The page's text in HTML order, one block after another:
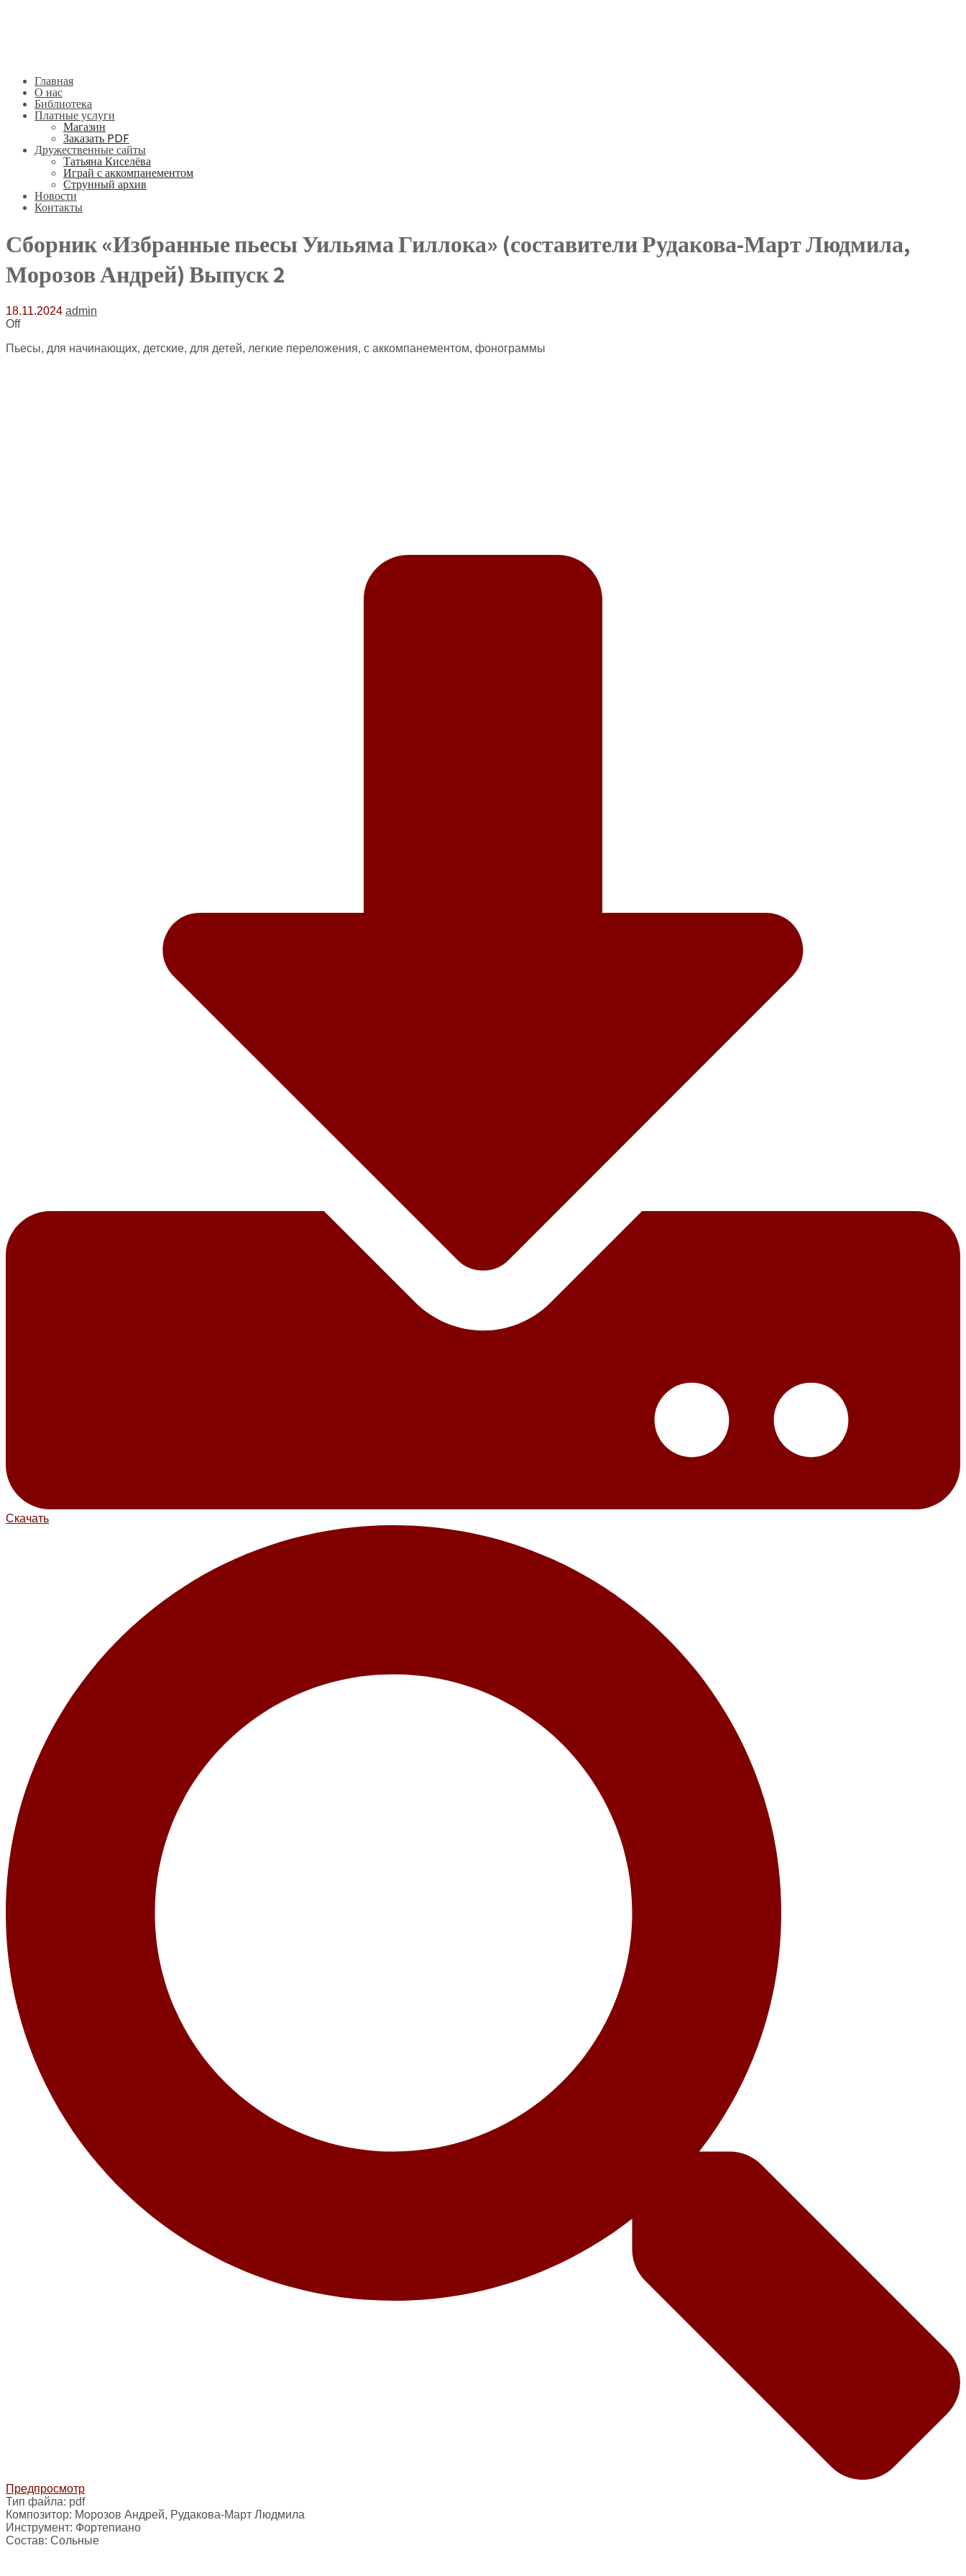
Главная
О нас
Библиотека
Платные услуги
Магазин
Заказать PDF
Дружественные сайты
Татьяна Киселёва
Играй с аккомпанементом
Струнный архив
Новости
Контакты
Сборник «Избранные пьесы Уильяма Гиллока» (составители Рудакова-Март Людмила,
Морозов Андрей) Выпуск 2
18.11.2024 admin
Off
Пьесы, для начинающих, детские, для детей, легкие переложения, с аккомпанементом, фонограммы
Скачать
Предпросмотр
Тип файла: pdf
Композитор: Морозов Андрей, Рудакова-Март Людмила
Инструмент: Фортепиано
Состав: Сольные